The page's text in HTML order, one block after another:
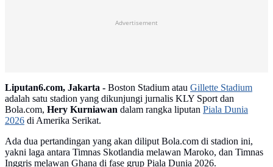
Advertisement
Liputan6.com, Jakarta - Boston Stadium atau Gillette Stadium
adalah satu stadion yang dikunjungi jurnalis KLY Sport dan
Bola.com, Hery Kurniawan dalam rangka liputan Piala Dunia
2026 di Amerika Serikat.
Ada dua pertandingan yang akan diliput Bola.com di stadion ini,
yakni laga antara Timnas Skotlandia melawan Maroko, dan Timnas
Inggris melawan Ghana di fase grup Piala Dunia 2026.